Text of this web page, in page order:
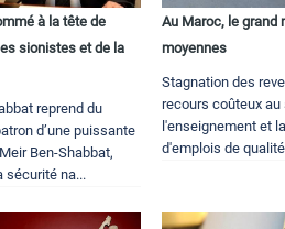
à la tête de
sionistes et de la
reprend du
d’une puissante
Ben-Shabbat,
sécurité na...
Au Maroc, le grand
moyennes
Stagnation des
recours coûteux
l'enseignement et
d'emplois de